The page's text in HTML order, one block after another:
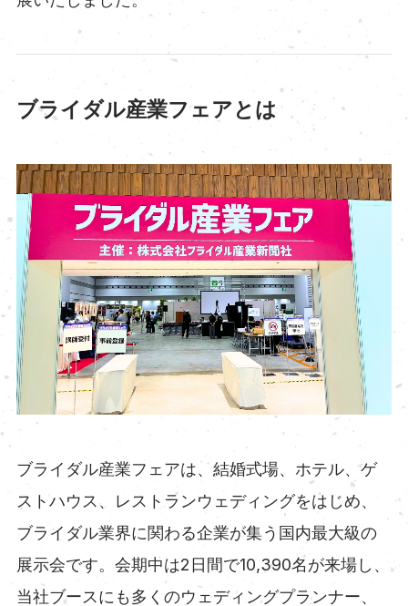
ブライダル産業フェアとは
ブライダル産業フェアは、結婚式場、ホテル、ゲ
ストハウス、レストランウェディングをはじめ、
ブライダル業界に関わる企業が集う国内最大級の
展示会です。会期中は2日間で10,390名が来場し、
当社ブースにも多くのウェディングプランナー、